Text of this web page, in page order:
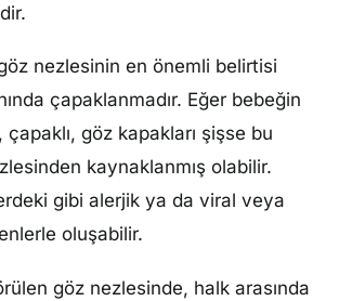
nezlesinin en önemli belirtisi
çapaklanmadır. Eğer bebeğin
çapaklı, göz kapakları şişse bu
kaynaklanmış olabilir.
gibi alerjik ya da viral veya
oluşabilir.
göz nezlesinde, halk arasında